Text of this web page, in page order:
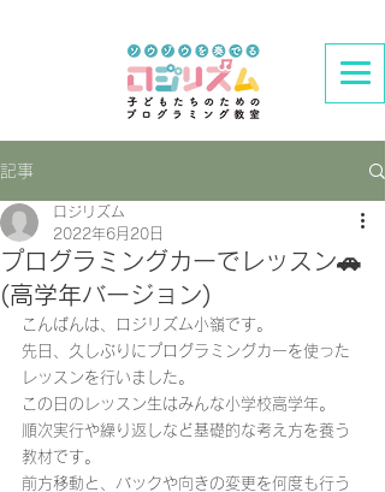
記事
プログラミングカーでレッスン🚗
(高学年バージョン)
ロジリズム
2022年6月20日
こんばんは、ロジリズム小嶺です。
先日、久しぶりにプログラミングカーを使った
レッスンを行いました。
この日のレッスン生はみんな小学校高学年。
順次実行や繰り返しなど基礎的な考え方を養う
教材です。
前方移動と、バックや向きの変更を何度も行う